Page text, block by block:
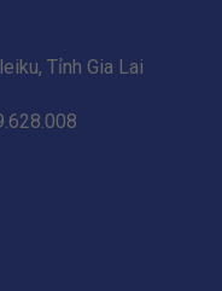
Tỉnh Gia Lai